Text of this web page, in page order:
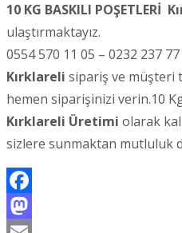
10 KG BASKILI POŞETLERİ
ulaştırmaktayız.
0554 570 11 05 – 0232 237
Kırklareli sipariş ve müşteri
hemen siparişinizi verin.10
Kırklareli Üretimi olarak
sizlere sunmaktan mutluluk
Facebook